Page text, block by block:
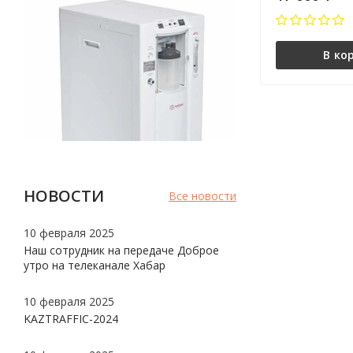
Все новости
НОВОСТИ
10 февраля 2025
Наш сотрудник на передаче Доброе
утро на телеканале Хабар
10 февраля 2025
KAZTRAFFIC-2024
В